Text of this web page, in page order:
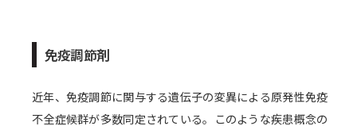
免疫調節剤
近年、免疫調節に関与する遺伝子の変異による原発性免疫
不全症候群が多数同定されている。このような疾患概念の